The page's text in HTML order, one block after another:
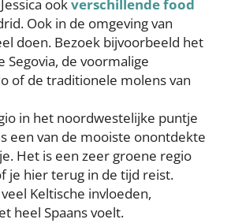
ookverschillende food
Ook in de omgeving van
doen. Bezoek bijvoorbeeld het
Segovia, de voormalige
of de traditionele molens van
in het noordwestelijke puntje
een van de mooiste onontdekte
Het is een zeer groene regio
je hier terug in de tijd reist.
Keltische invloeden,
heel Spaans voelt.